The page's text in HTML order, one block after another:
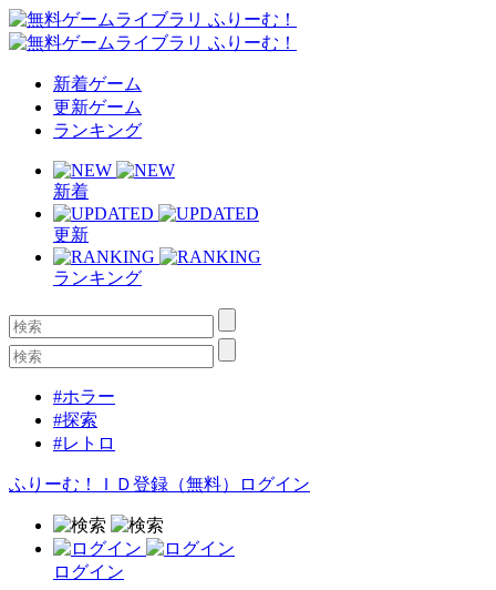
新着ゲーム
更新ゲーム
ランキング
新着
更新
ランキング
#ホラー
#探索
#レトロ
ふりーむ！ＩＤ登録（無料） ログイン
ログイン